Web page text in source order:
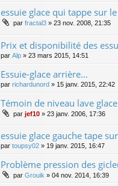
essuie glace qui tappe sur
par fractal3 » 23 nov. 2008, 21:35
Prix et disponibilité des
par Alp » 23 mars 2015, 14:51
Essuie-glace arrière...
par richardunord » 15 janv. 2015, 22:42
Témoin de niveau lave glace
par jef10 » 23 janv. 2006, 17:36
essuie glace gauche tape
par toupsy02 » 19 janv. 2015, 16:47
Problème pression des
par Grouik » 04 nov. 2014, 16:39